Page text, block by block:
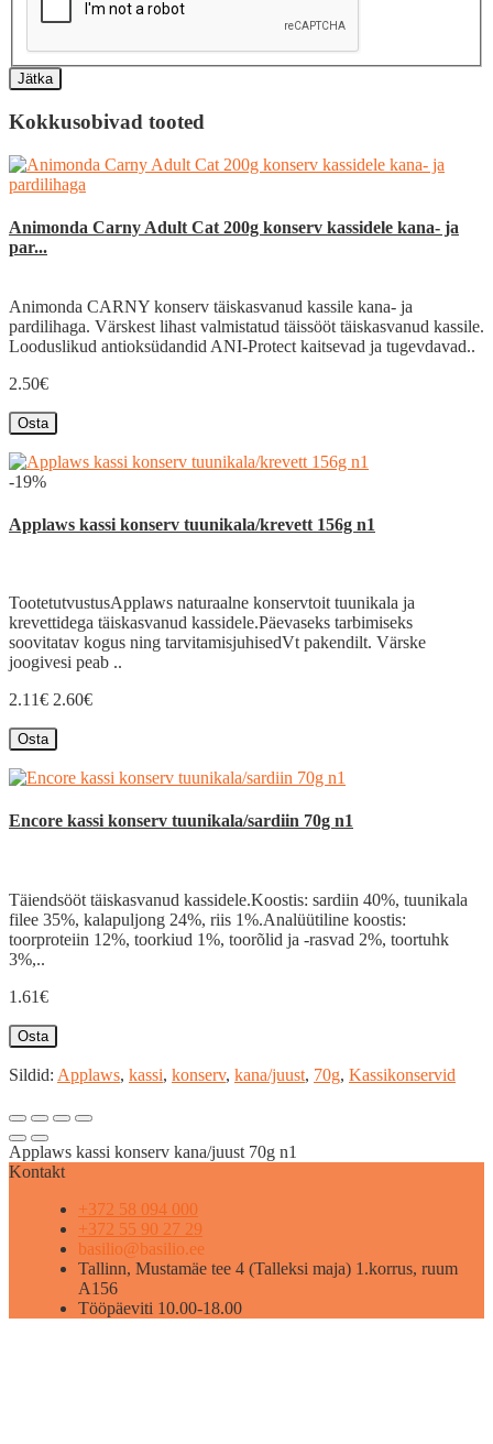
Jätka
Kokkusobivad tooted
Animonda Carny Adult Cat 200g konserv kassidele kana- ja
par...
Animonda CARNY konserv täiskasvanud kassile kana- ja
pardilihaga. Värskest lihast valmistatud täissööt täiskasvanud kassile.
Looduslikud antioksüdandid ANI-Protect kaitsevad ja tugevdavad..
2.50€
Osta
-19%
Applaws kassi konserv tuunikala/krevett 156g n1
TootetutvustusApplaws naturaalne konservtoit tuunikala ja
krevettidega täiskasvanud kassidele.Päevaseks tarbimiseks
soovitatav kogus ning tarvitamisjuhisedVt pakendilt. Värske
joogivesi peab ..
2.11€ 2.60€
Osta
Encore kassi konserv tuunikala/sardiin 70g n1
Täiendsööt täiskasvanud kassidele.Koostis: sardiin 40%, tuunikala
filee 35%, kalapuljong 24%, riis 1%.Analüütiline koostis:
toorproteiin 12%, toorkiud 1%, toorõlid ja -rasvad 2%, toortuhk
3%,..
1.61€
Osta
Sildid: Applaws, kassi, konserv, kana/juust, 70g, Kassikonservid
Applaws kassi konserv kana/juust 70g n1
Kontakt
+372 58 094 000
+372 55 90 27 29
basilio@basilio.ee
Tallinn, Mustamäe tee 4 (Talleksi maja) 1.korrus, ruum
A156
Tööpäeviti 10.00-18.00